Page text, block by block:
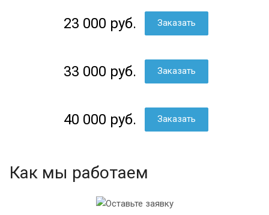
23 000 руб. Заказать
33 000 руб. Заказать
40 000 руб. Заказать
Как мы работаем